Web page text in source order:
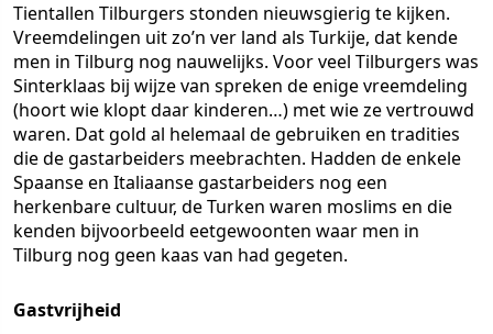
Tientallen Tilburgers stonden nieuwsgierig te kijken.
Vreemdelingen uit zo’n ver land als Turkije, dat kende
men in Tilburg nog nauwelijks. Voor veel Tilburgers was
Sinterklaas bij wijze van spreken de enige vreemdeling
(hoort wie klopt daar kinderen…) met wie ze vertrouwd
waren. Dat gold al helemaal de gebruiken en tradities
die de gastarbeiders meebrachten. Hadden de enkele
Spaanse en Italiaanse gastarbeiders nog een
herkenbare cultuur, de Turken waren moslims en die
kenden bijvoorbeeld eetgewoonten waar men in
Tilburg nog geen kaas van had gegeten.
Gastvrijheid